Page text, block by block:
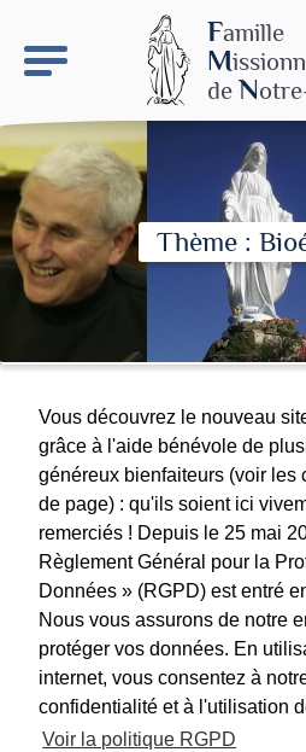
Famille
M
de N
Faire un
Thème :
Vous découvrez le nouveau
grâce à l'aide bénévole de
généreux bienfaiteurs (voir les
de page) : qu'ils soient ici
remerciés ! Depuis le 25 mai
Règlement Général pour la
Données » (RGPD) est entré
Nous vous assurons de notre
protéger vos données. En
internet, vous consentez à
confidentialité et à l'utilisation
Voir la politique RGPD